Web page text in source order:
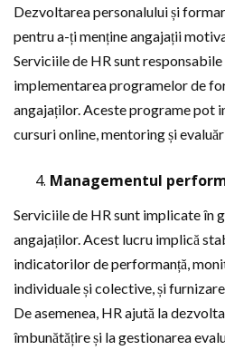
Dezvoltarea personalului și
pentru a-ți menține angajații
Serviciile de HR sunt
implementarea programelor de
angajaților. Aceste programe pot
cursuri online, mentoring și
Managementul
Serviciile de HR sunt implicate în
angajaților. Acest lucru implică
indicatorilor de performanță,
individuale și colective, și
De asemenea, HR ajută la
îmbunătățire și la gestionarea